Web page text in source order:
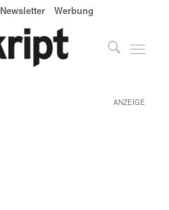
Newsletter Werbung
ANZEIGE